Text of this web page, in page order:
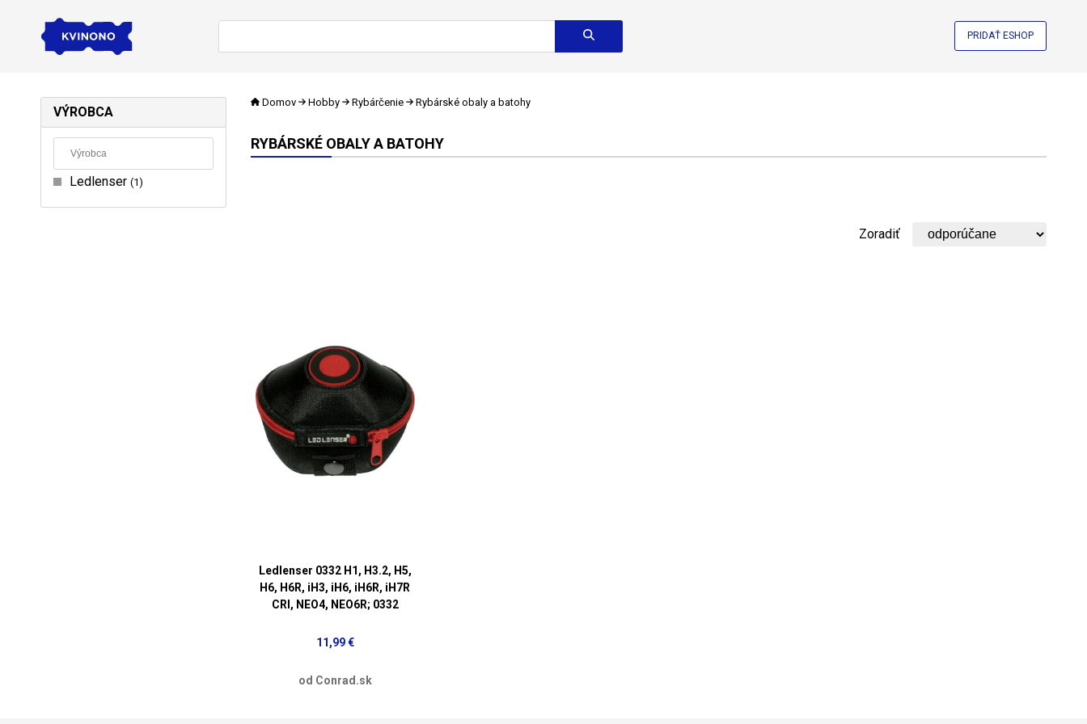
PRIDAŤ ESHOP
VÝROBCA
Ledlenser 1
Domov Hobby Rybárčenie Rybárské obaly a batohy
RYBÁRSKÉ OBALY A BATOHY
Zoradiť
Ledlenser 0332 H1, H3.2, H5,
H6, H6R, iH3, iH6, iH6R, iH7R
CRI, NEO4, NEO6R; 0332
11,99 €
od Conrad.sk